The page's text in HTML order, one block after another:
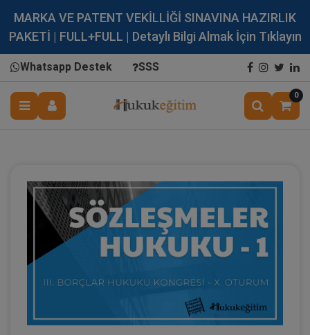
MARKA VE PATENT VEKİLLİĞİ SINAVINA HAZIRLIK
PAKETİ | FULL+FULL | Detaylı Bilgi Almak İçin Tıklayın
Whatsapp Destek SSS
0